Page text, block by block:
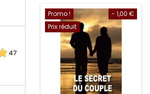
47
- 1,00 €
Promo !
Prix réduit